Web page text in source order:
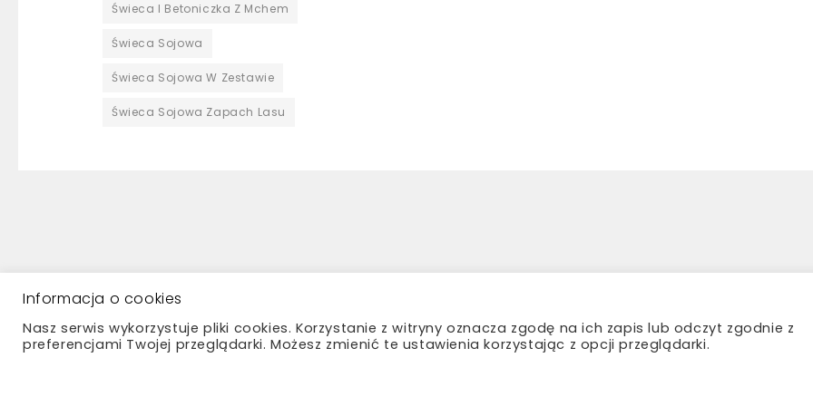
Świeca I Betoniczka Z Mchem
Świeca Sojowa
Świeca Sojowa W Zestawie
Świeca Sojowa Zapach Lasu
Informacja o cookies
Nasz serwis wykorzystuje pliki cookies. Korzystanie z witryny oznacza zgodę na ich zapis lub odczyt zgodnie z
preferencjami Twojej przeglądarki. Możesz zmienić te ustawienia korzystając z opcji przeglądarki.